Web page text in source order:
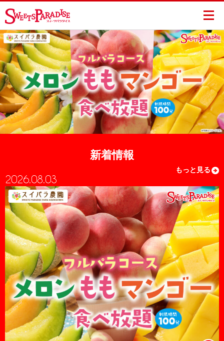
COOKING NOW..
新着情報
もっと見る
2026.08.03